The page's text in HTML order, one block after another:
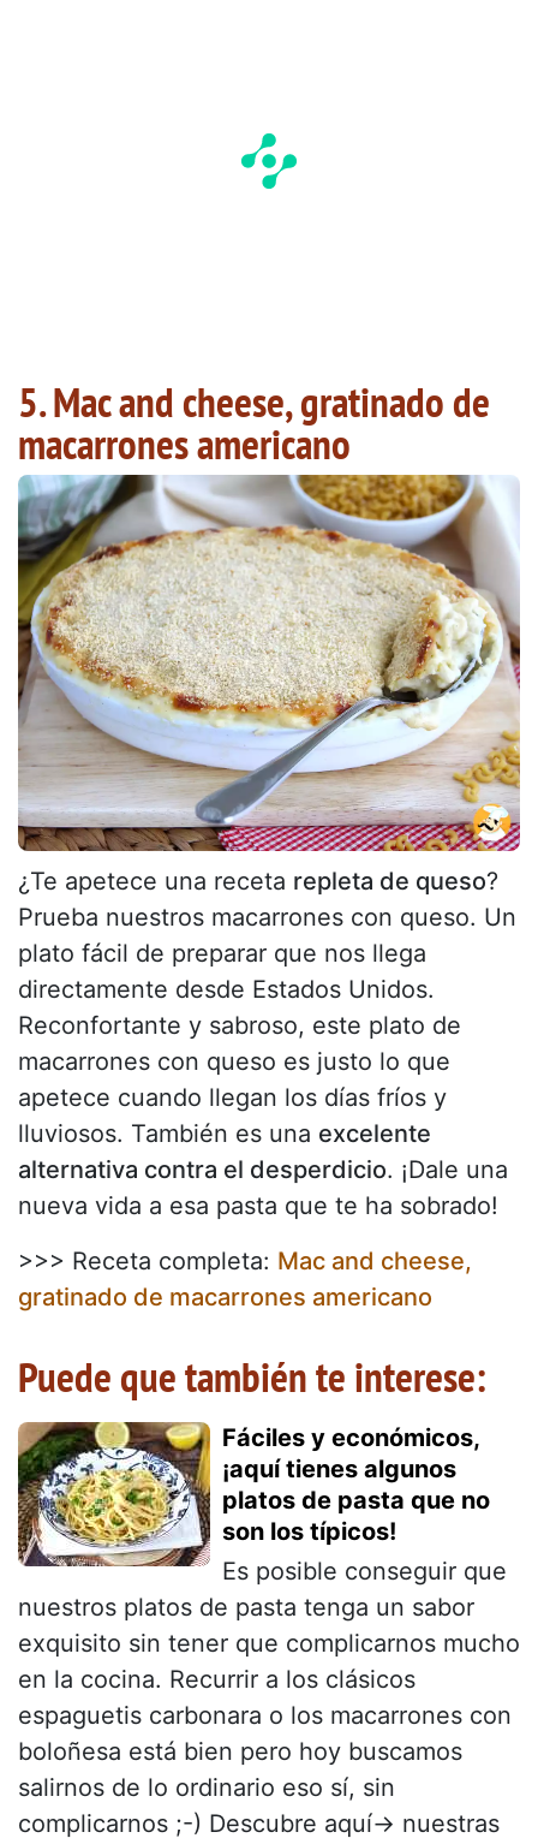
5. Mac and cheese, gratinado de
macarrones americano
¿Te apetece una receta repleta de queso?
Prueba nuestros macarrones con queso. Un
plato fácil de preparar que nos llega
directamente desde Estados Unidos.
Reconfortante y sabroso, este plato de
macarrones con queso es justo lo que
apetece cuando llegan los días fríos y
lluviosos. También es una excelente
alternativa contra el desperdicio. ¡Dale una
nueva vida a esa pasta que te ha sobrado!
>>> Receta completa: Mac and cheese,
gratinado de macarrones americano
Puede que también te interese:
Fáciles y económicos,
¡aquí tienes algunos
platos de pasta que no
son los típicos!
Es posible conseguir que
nuestros platos de pasta tenga un sabor
exquisito sin tener que complicarnos mucho
en la cocina. Recurrir a los clásicos
espaguetis carbonara o los macarrones con
boloñesa está bien pero hoy buscamos
salirnos de lo ordinario eso sí, sin
complicarnos ;-) Descubre aquí→ nuestras